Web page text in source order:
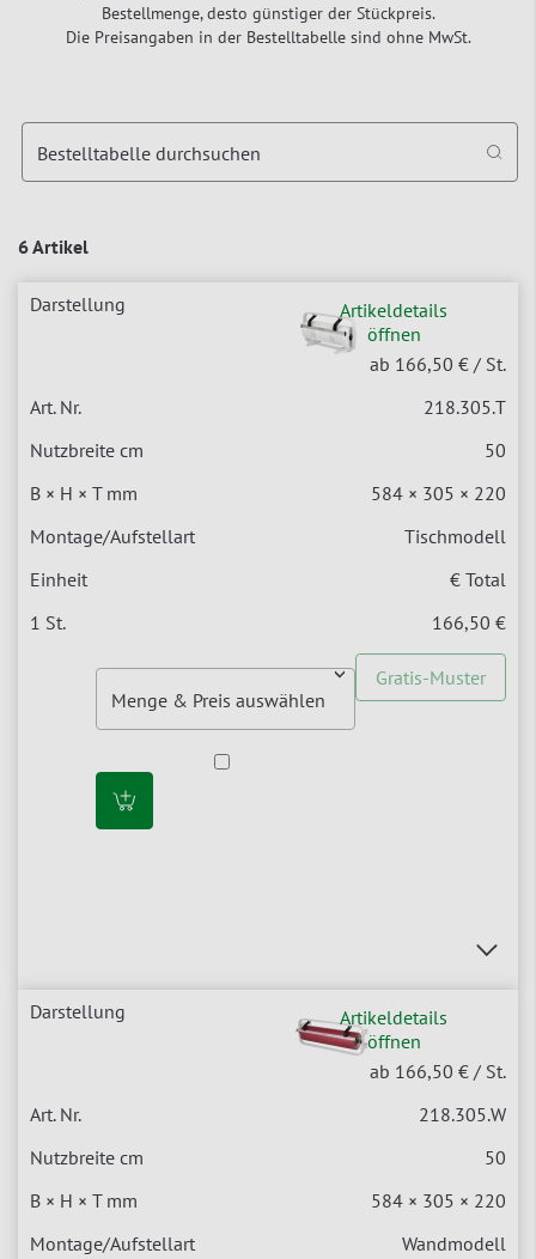
Bestellmenge, desto günstiger der Stückpreis.
Die Preisangaben in der Bestelltabelle sind ohne MwSt.
6 Artikel
Bestelltabelle durchsuchen
Artikeldetails
öffnen
ab 166,50 € / St.
218.305.T
50
584 × 305 × 220
Tischmodell
€ Total
166,50 €
Gratis-Muster
Artikeldetails
öffnen
ab 166,50 € / St.
218.305.W
50
584 × 305 × 220
Wandmodell